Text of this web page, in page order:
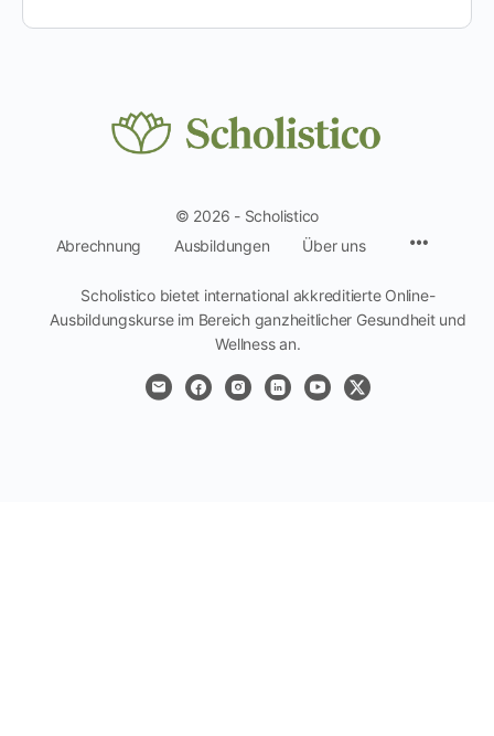
© 2026 - Scholistico
Abrechnung
Ausbildungen Über uns
Scholistico bietet international akkreditierte Online-
Ausbildungskurse im Bereich ganzheitlicher Gesundheit und
Wellness an.